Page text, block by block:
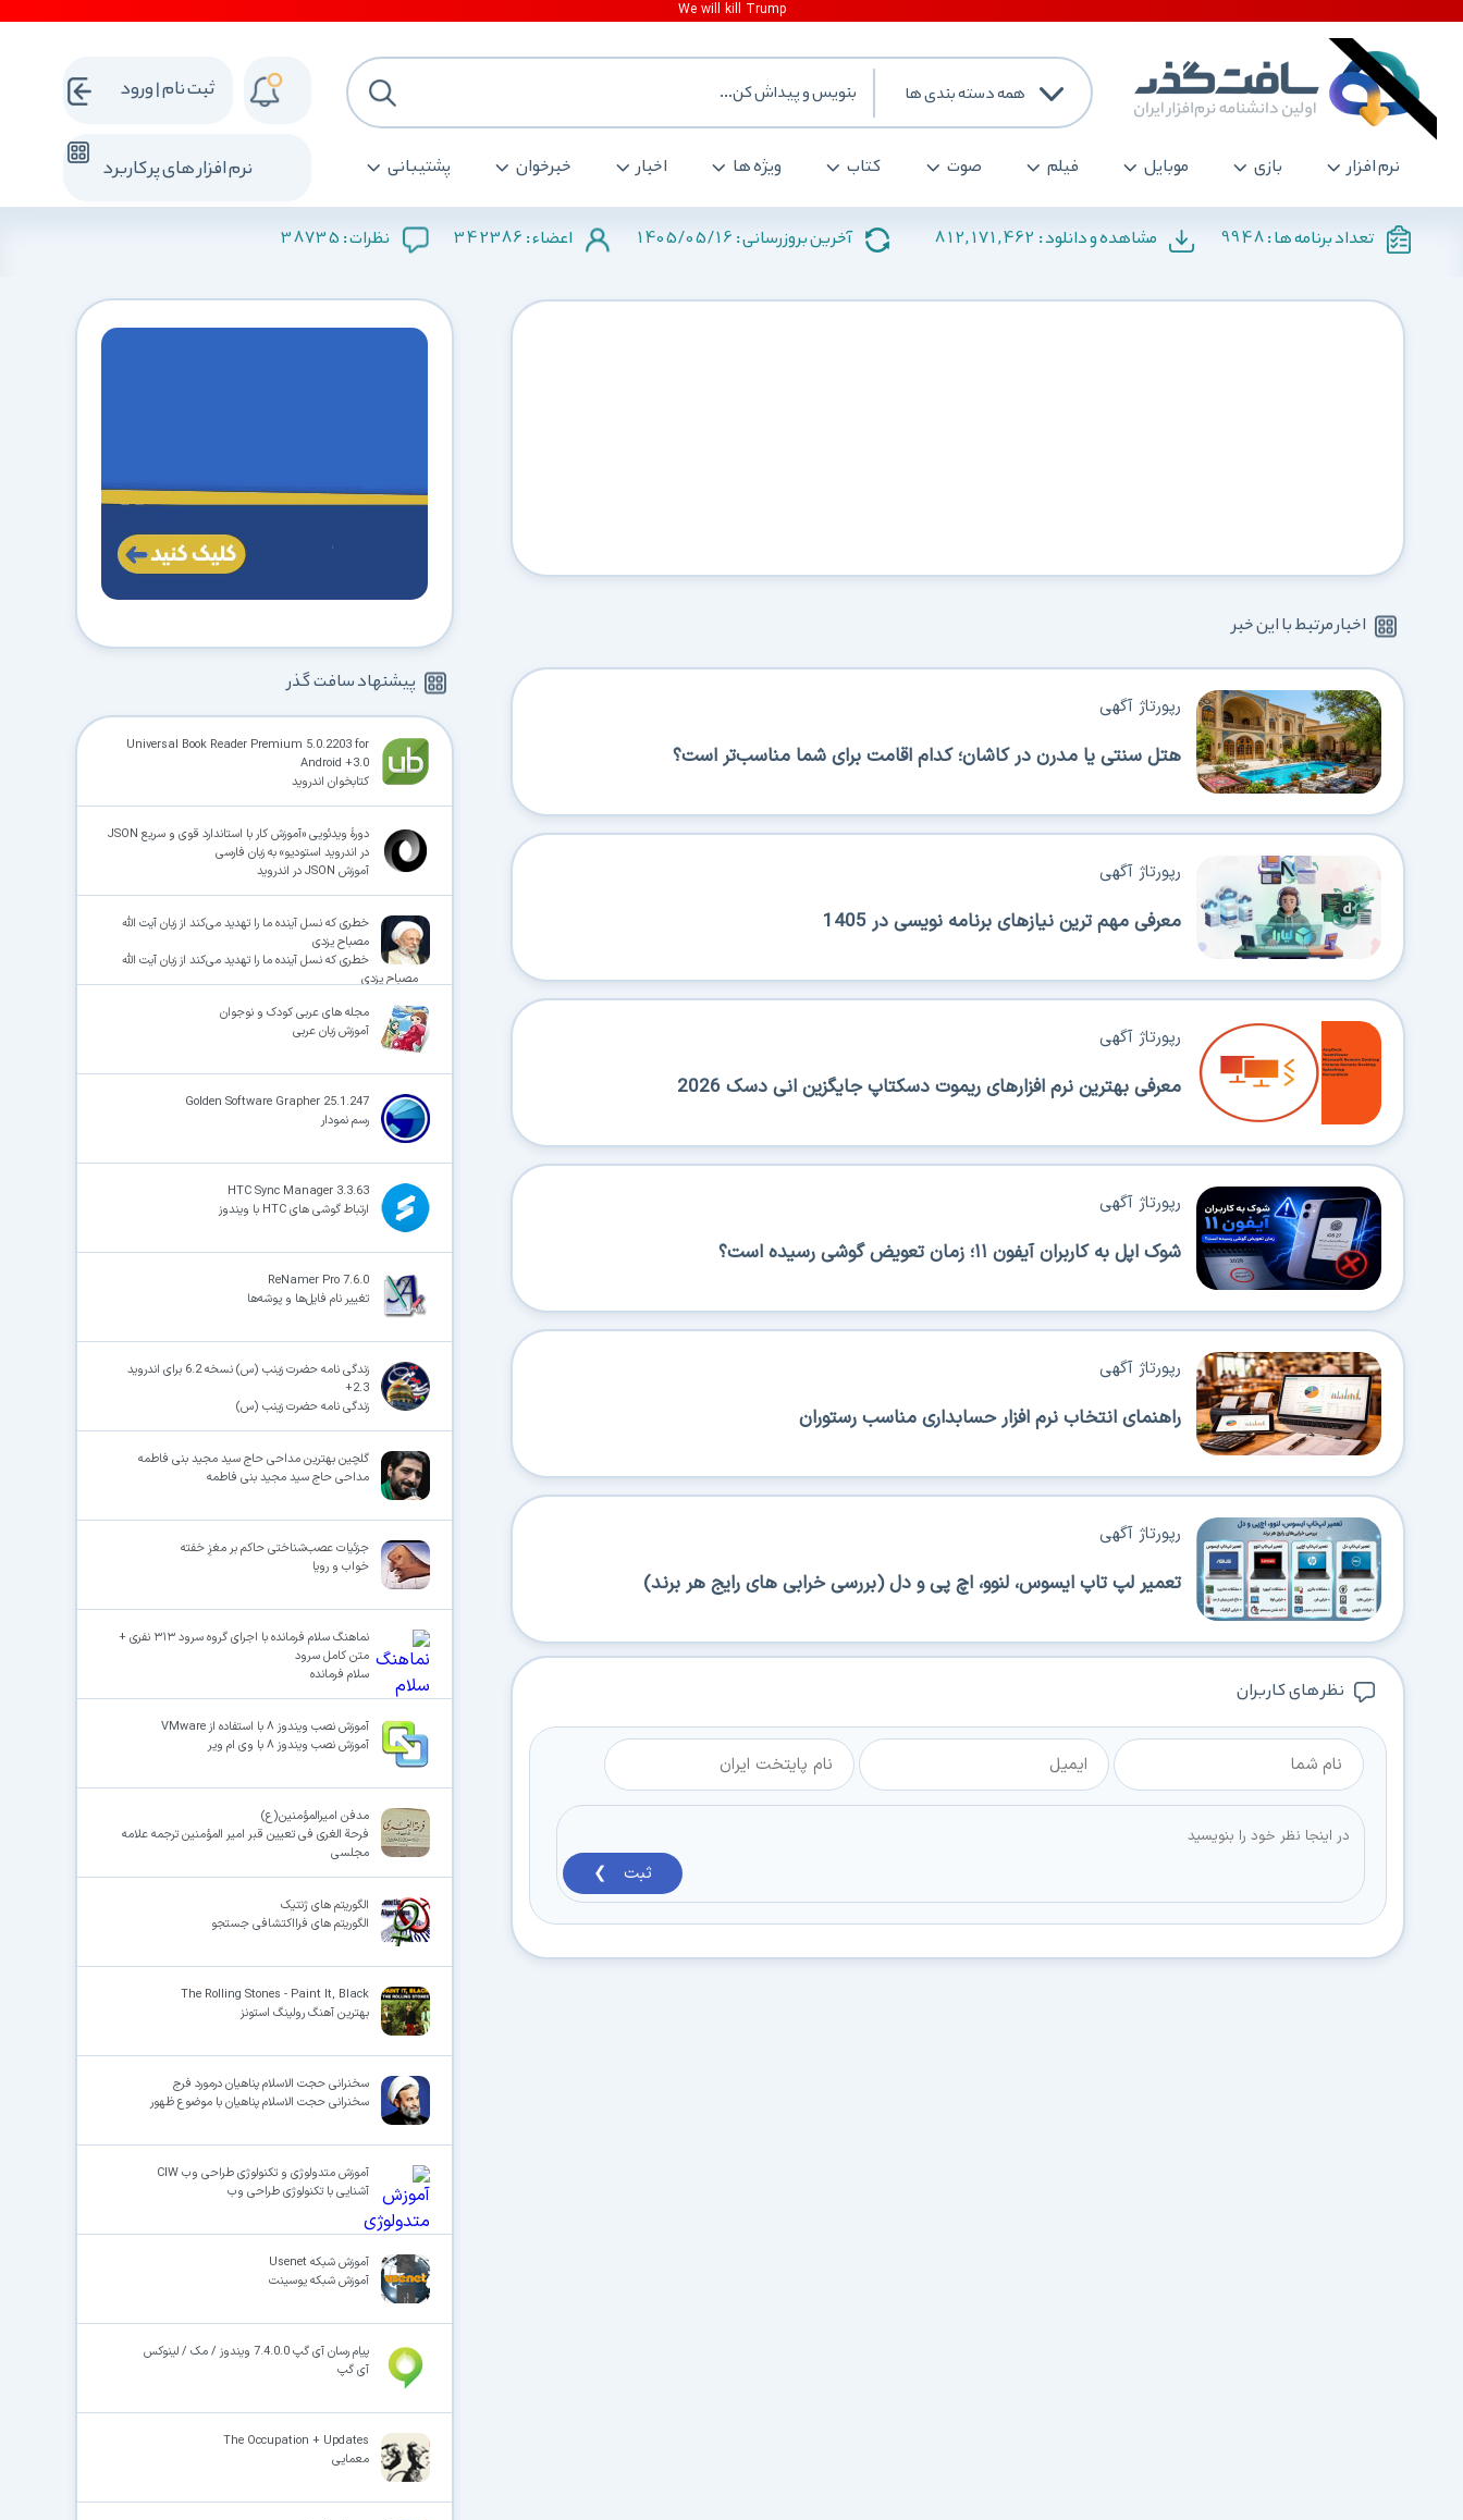
همه دسته بندی ها
نرم افزار بازی موبایل فیلم صوت کتاب ویژه ها اخبار خبرخوان پشتیبانی نرم افزار های پرکاربرد
ثبت نام | ورود
تعداد برنامه ها :9948 مشاهده و دانلود : 812,171,462 آخرین بروزرسانی : 1405/05/16 اعضاء : 342386 نظرات : 38735
اخبار مرتبط با این خبر
هتل سنتی یا مدرن در کاشان؛ کدام اقامت برای شما مناسب‌تر است؟
رپورتاژ آگهی
معرفی مهم ترین نیازهای برنامه نویسی در 1405
رپورتاژ آگهی
معرفی بهترین نرم افزارهای ریموت دسکتاپ جایگزین انی دسک 2026
رپورتاژ آگهی
شوک اپل به کاربران آیفون ۱۱؛ زمان تعویض گوشی رسیده است؟
رپورتاژ آگهی
راهنمای انتخاب نرم افزار حسابداری مناسب رستوران
رپورتاژ آگهی
تعمیر لپ تاپ ایسوس، لنوو، اچ پی و دل (بررسی خرابی های رایج هر برند)
رپورتاژ آگهی
نظر های کاربران
ثبت ❯
پیشنهاد سافت گذر
Universal Book Reader Premium 5.0.2203 for
Android +3.0
کتابخوان اندروید
دورهٔ ویدئویی «آموزش کار با استاندارد قوی و سریع JSON
در اندروید استودیو» به زبان فارسی
آموزش JSON در اندروید
خطری که نسل آینده ما را تهدید می‌کند از زبان آیت الله
مصباح یزدی
خطری که نسل آینده ما را تهدید می‌کند از زبان آیت الله
مصباح یزدی
مجله های عربی کودک و نوجوان
آموزش زبان عربی
Golden Software Grapher 25.1.247
رسم نمودار
HTC Sync Manager 3.3.63
ارتباط گوشی های HTC با ویندوز
ReNamer Pro 7.6.0
تغییر نام فایل‌ها و پوشه‌ها
زندگی نامه حضرت زینب (س) نسخه 6.2 برای اندروید
2.3+
زندگی نامه حضرت زینب (س)
گلچین بهترین مداحی حاج سید مجید بنی فاطمه
مداحی حاج سید مجید بنی فاطمه
جزئیات عصب‌شناختی حاکم بر مغزِ خفته
خواب و رویا
نماهنگ سلام فرمانده با اجرای گروه سرود ۳۱۳ نفری +
متن کامل سرود
سلام فرمانده
آموزش نصب ویندوز ۸ با استفاده از VMware
آموزش نصب ویندوز ۸ با وی ام ویر
مدفن امیرالمؤمنین(ع)
فرحة الغری فی تعیین قبر امیر المؤمنین ترجمه علامه
مجلسی
الگوریتم های ژنتیک
الگوریتم های فرااکتشافی جستجو
The Rolling Stones - Paint It, Black
بهترین آهنگ رولینگ استونز
سخنرانی حجت الاسلام پناهیان درمورد فرج
سخنرانی حجت الاسلام پناهیان با موضوع ظهور
آموزش متدولوژی و تکنولوژی طراحی وب CIW
آشنایی با تکنولوژی طراحی وب
آموزش شبکه Usenet
آموزش شبکه یوسینت
پیام رسان آی گپ 7.4.0.0 ویندوز / مک / لینوکس
آی گپ
The Occupation + Updates
معمایی